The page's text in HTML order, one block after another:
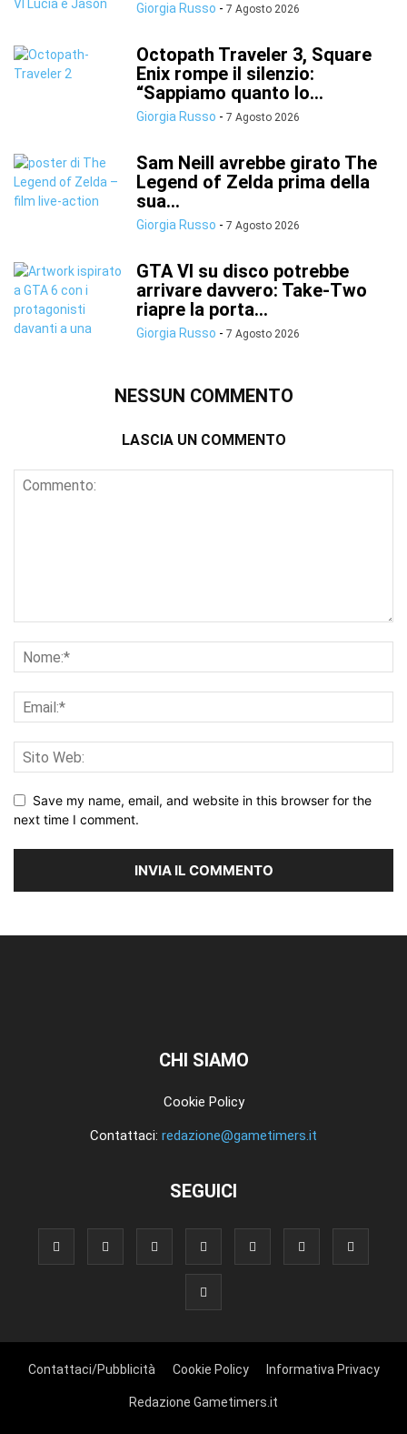
Giorgia Russo - 7 Agosto 2026
Octopath Traveler 3, Square
Enix rompe il silenzio:
“Sappiamo quanto lo...
Giorgia Russo - 7 Agosto 2026
Sam Neill avrebbe girato The
Legend of Zelda prima della
sua...
Giorgia Russo - 7 Agosto 2026
GTA VI su disco potrebbe
arrivare davvero: Take-Two
riapre la porta...
Giorgia Russo - 7 Agosto 2026
NESSUN COMMENTO
LASCIA UN COMMENTO
Save my name, email, and website in this browser for the
next time I comment.
CHI SIAMO
Cookie Policy
Contattaci: redazione@gametimers.it
SEGUICI
Contattaci/Pubblicità Cookie Policy Informativa Privacy
Redazione Gametimers.it